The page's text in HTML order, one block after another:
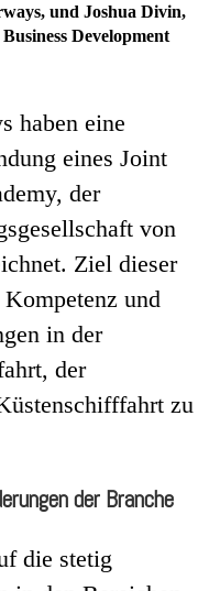
und Joshua Divin,
Development
haben eine
eines Joint
der
von
Ziel dieser
und
in der
der
zu
der Branche
die stetig